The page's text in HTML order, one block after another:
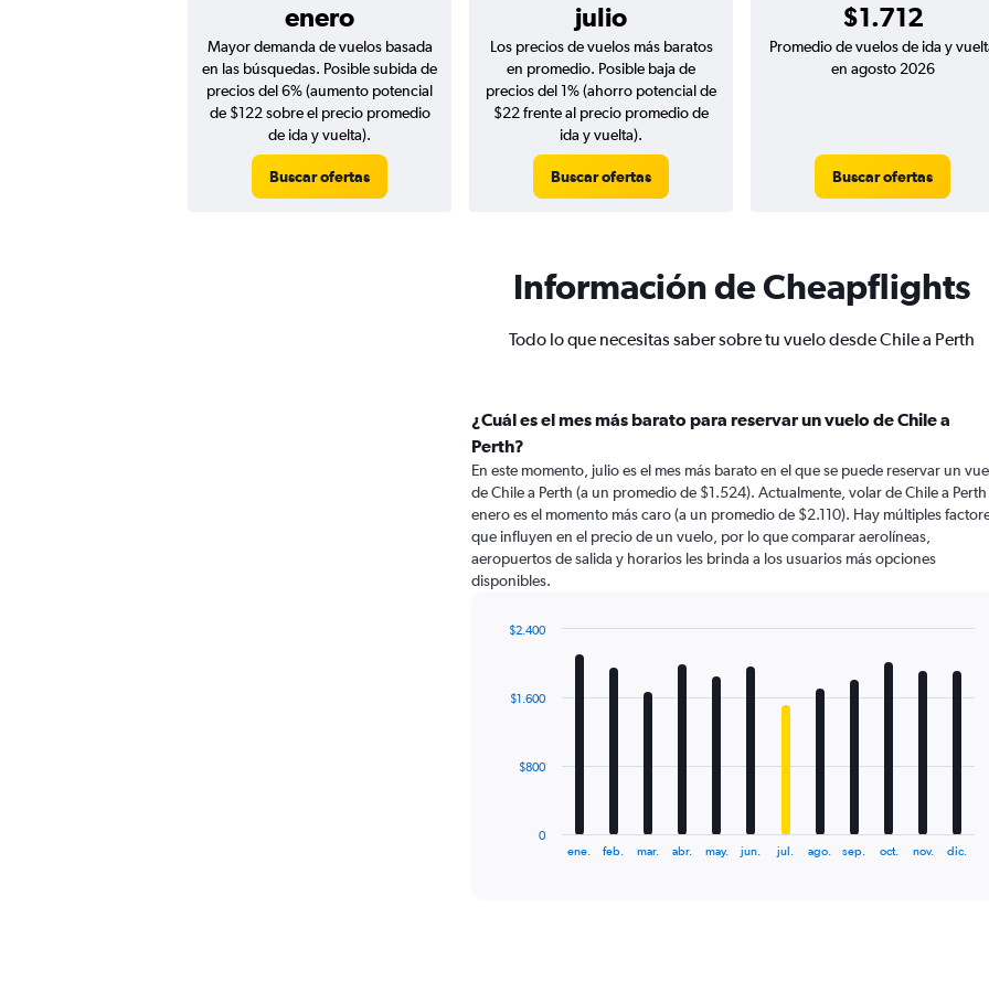
enero julio $1.712
Mayor demanda de vuelos basada
en las búsquedas. Posible subida de
precios del 6% (aumento potencial
de $122 sobre el precio promedio
de ida y vuelta).
Buscar ofertas
Los precios de vuelos más baratos
en promedio. Posible baja de
precios del 1% (ahorro potencial de
$22 frente al precio promedio de
ida y vuelta).
Buscar ofertas
Promedio de vuelos de ida y
en agosto 2026
Buscar ofertas
Información de Cheapflights
Todo lo que necesitas saber sobre tu vuelo desde Chile a Perth
¿Cuál es el mes más barato para reservar un vuelo de Chile a
Perth?
En este momento, julio es el mes más barato en el que se puede reservar un
de Chile a Perth (a un promedio de $1.524). Actualmente, volar de Chile a
enero es el momento más caro (a un promedio de $2.110). Hay múltiples
que influyen en el precio de un vuelo, por lo que comparar aerolíneas,
aeropuertos de salida y horarios les brinda a los usuarios más opciones
disponibles.
12
The
ene. feb. mar. abr. may. jun. jul. ago. sep. oct. nov. dic.
0
$800
$1.600
$2.400